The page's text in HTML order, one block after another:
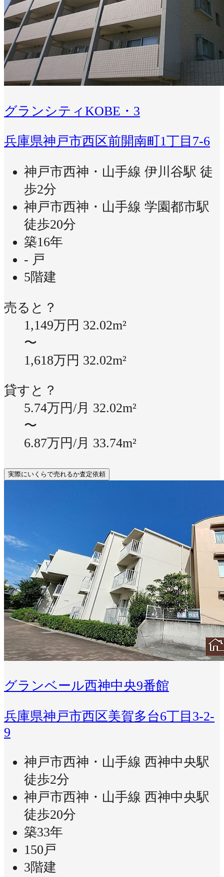
グランシティKOBE・3
兵庫県神戸市西区前開南町1丁目7-6
神戸市西神・山手線 伊川谷駅 徒
歩2分
神戸市西神・山手線 学園都市駅
徒歩20分
築16年
- 戸
5階建
売ると？
1,149万円 32.02m²
〜
1,618万円 32.02m²
貸すと？
5.74万円/月 32.02m²
〜
6.87万円/月 33.74m²
実際にいくらで売れるか査定依頼
グランベール西神中央9番館
兵庫県神戸市西区美賀多台6丁目3-2-
9
神戸市西神・山手線 西神中央駅
徒歩2分
神戸市西神・山手線 西神中央駅
徒歩20分
築33年
150戸
3階建